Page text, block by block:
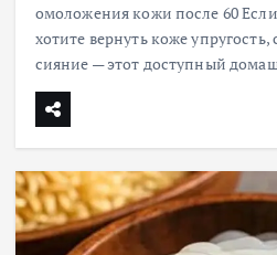
омоложения кожи после 60
хотите вернуть коже упругость,
сияние — этот доступный